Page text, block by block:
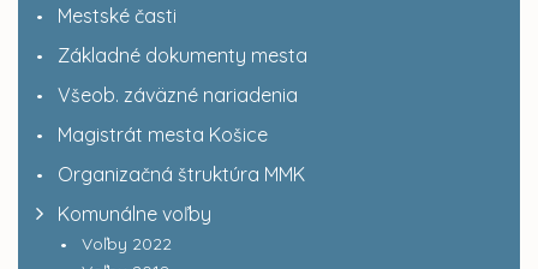
Mestské časti
Základné dokumenty mesta
Všeob. záväzné nariadenia
Magistrát mesta Košice
Organizačná štruktúra MMK
Komunálne voľby
Voľby 2022